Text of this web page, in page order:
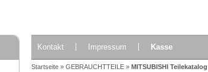
TOP Produkte TOP Produkte
Kontakt Impressum Kasse
Startseite » GEBRAUCHTTEILE » MITSUBISHI Teilekatalog